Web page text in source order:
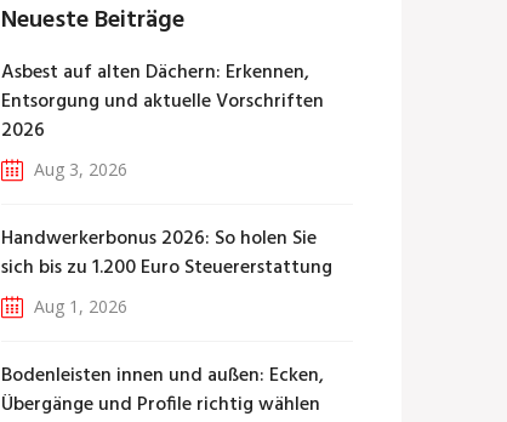
Neueste Beiträge
Asbest auf alten Dächern: Erkennen,
Entsorgung und aktuelle Vorschriften
2026
Aug 3, 2026
Handwerkerbonus 2026: So holen Sie
sich bis zu 1.200 Euro Steuererstattung
Aug 1, 2026
Bodenleisten innen und außen: Ecken,
Übergänge und Profile richtig wählen